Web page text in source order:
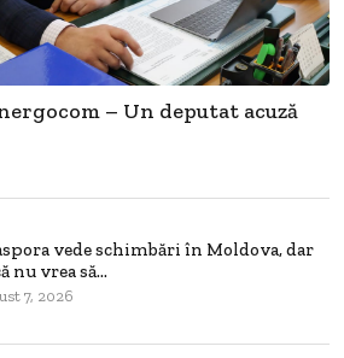
– Un deputat acuză
vede schimbări în Moldova, dar
nu vrea să...
7, 2026